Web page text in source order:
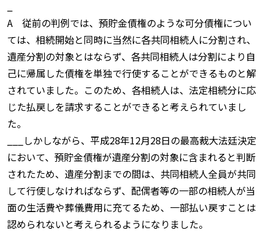
A 従前の判例では、預貯金債権のような可分債権につい
ては、相続開始と同時に当然に各共同相続人に分割され、
遺産分割の対象とはならず、各共同相続人は分割により自
己に帰属した債権を単独で行使することができるものと解
されていました。このため、各相続人は、法定相続分に応
じた払戻しを請求することができると考えられていまし
た。
___しかしながら、平成28年12月28日の最高裁大法廷決定
において、預貯金債権が遺産分割の対象に含まれると判断
されたため、遺産分割までの間は、共同相続人全員が共同
して行使しなければならず、配偶者等の一部の相続人が当
面の生活費や葬儀費用に充てるため、一部払い戻すことは
認められないと考えられるようになりました。